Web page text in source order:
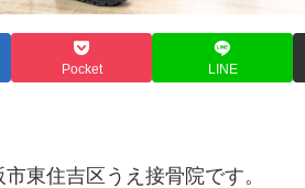
Pocket LINE
東住吉区うえ接骨院です。